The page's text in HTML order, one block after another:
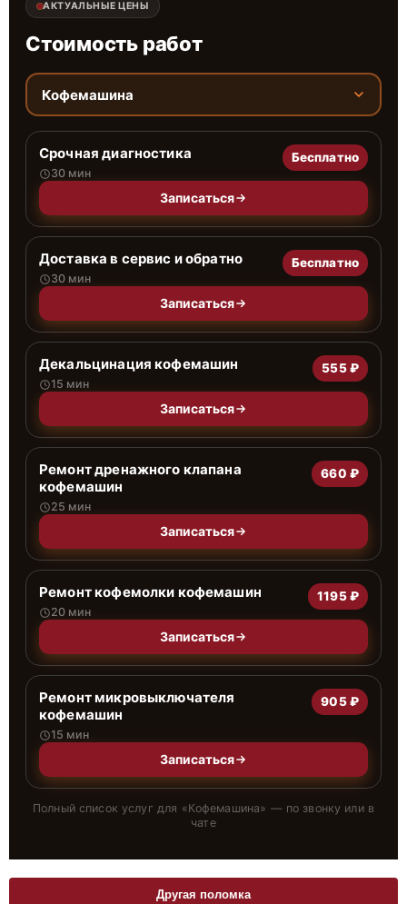
АКТУАЛЬНЫЕ ЦЕНЫ
Стоимость работ
Кофемашина
Срочная диагностика
30 мин
Бесплатно
Записаться
Доставка в сервис и обратно
30 мин
Бесплатно
Записаться
Декальцинация кофемашин
15 мин
555 ₽
Записаться
Ремонт дренажного клапана
кофемашин
25 мин
660 ₽
Записаться
Ремонт кофемолки кофемашин
20 мин
1195 ₽
Записаться
Ремонт микровыключателя
кофемашин
15 мин
905 ₽
Записаться
Полный список услуг для «Кофемашина» — по звонку или в
чате
Другая поломка